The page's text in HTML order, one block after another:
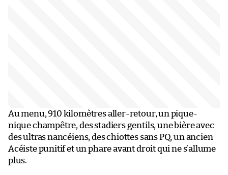
Au menu, 910 kilomètres aller-retour, un pique-
nique champêtre, des stadiers gentils, une bière avec
des ultras nancéiens, des chiottes sans PQ, un ancien
Acéiste punitif et un phare avant droit qui ne s’allume
plus.